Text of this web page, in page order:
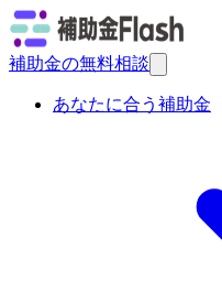
補助金の無料相談
あなたに合う補助金